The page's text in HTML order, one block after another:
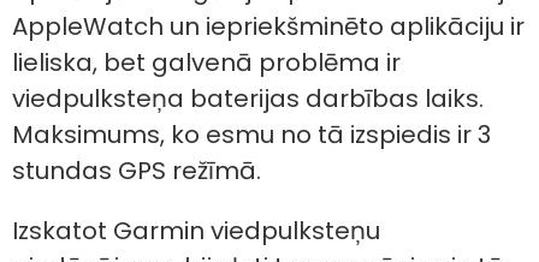
AppleWatch un iepriekšminēto aplikāciju ir
lieliska, bet galvenā problēma ir
viedpulksteņa baterijas darbības laiks.
Maksimums, ko esmu no tā izspiedis ir 3
stundas GPS režīmā.
Izskatot Garmin viedpulksteņu